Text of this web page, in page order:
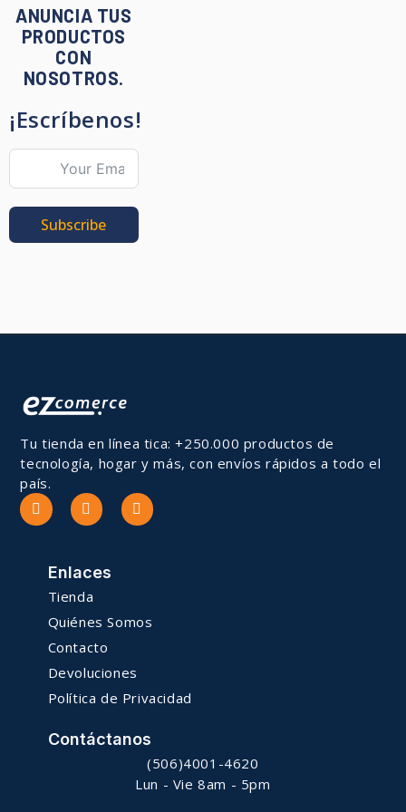
ANUNCIA TUS
PRODUCTOS
CON
NOSOTROS.
¡Escríbenos!
Subscribe
Tu tienda en línea tica: +250.000 productos de
tecnología, hogar y más, con envíos rápidos a todo el
país.
Enlaces
Tienda
Quiénes Somos
Contacto
Devoluciones
Política de Privacidad
Contáctanos
(506)4001-4620
Lun - Vie 8am - 5pm